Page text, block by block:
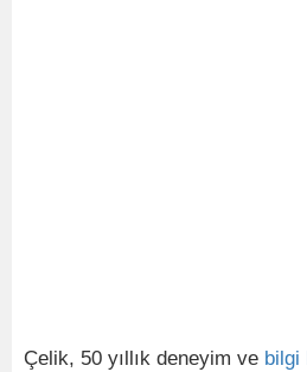
Çelik, 50 yıllık deneyim ve bilgi